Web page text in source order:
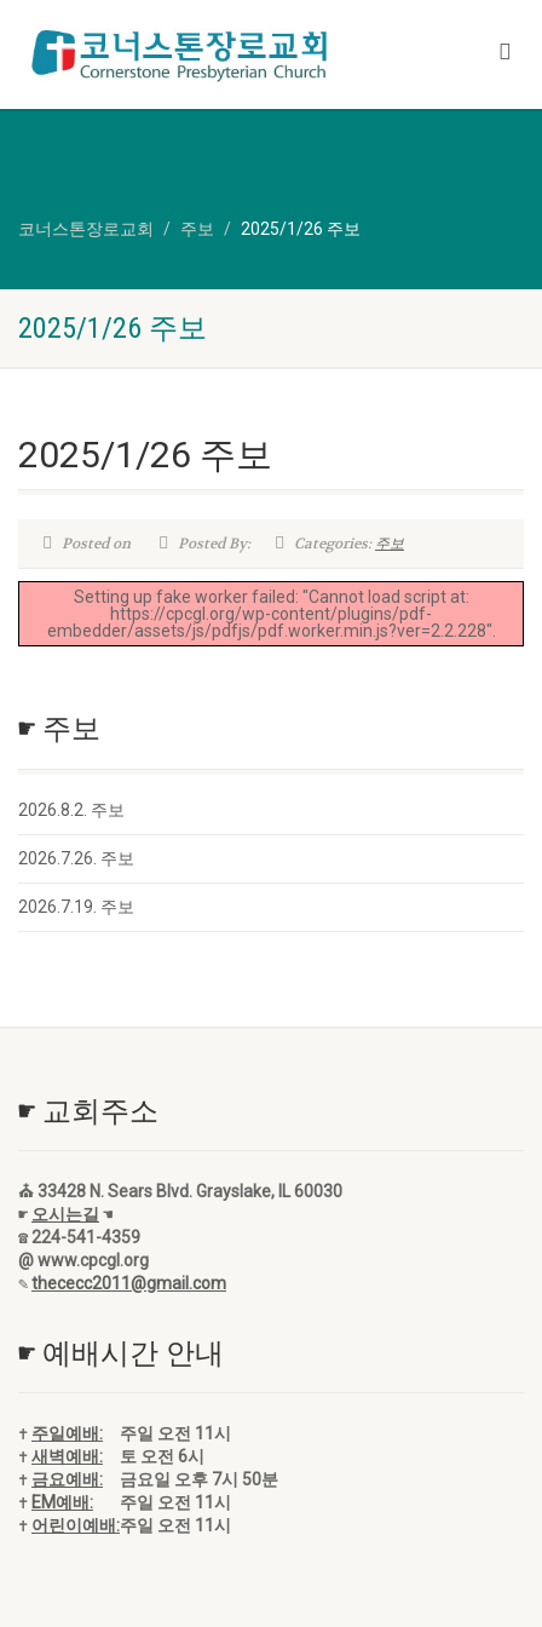
코너스톤장로교회 주보 2025/1/26 주보
2025/1/26 주보
2025/1/26 주보
Posted on Posted By: Categories:주보
Setting up fake worker failed: "Cannot load script at:
https://cpcgl.org/wp-content/plugins/pdf-
embedder/assets/js/pdfjs/pdf.worker.min.js?ver=2.2.228".
☛ 주보
2026.8.2. 주보
2026.7.26. 주보
2026.7.19. 주보
☛ 교회주소
⛪ 33428 N. Sears Blvd. Grayslake, IL 60030
☛ 오시는길 ☚
☎ 224-541-4359
@ www.cpcgl.org
✎thececc2011@gmail.com
☛ 예배시간 안내
✝ 주일예배:
주일 오전 11시
✝새벽예배:
토 오전 6시
✝ 금요예배:
금요일 오후 7시 50분
✝ EM예배:
주일 오전 11시
✝ 어린이예배:주일 오전 11시